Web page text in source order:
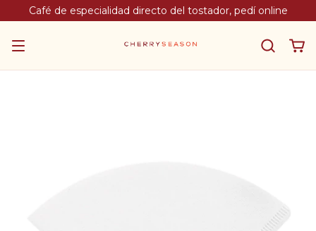
Café de especialidad directo del tostador, pedí online